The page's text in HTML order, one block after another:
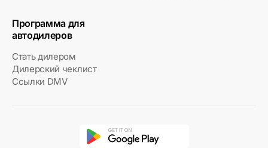
Программа для
автодилеров
Стать дилером
Дилерский чеклист
Ссылки DMV